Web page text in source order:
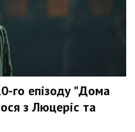
го епізоду "Дома
з Люцеріс та